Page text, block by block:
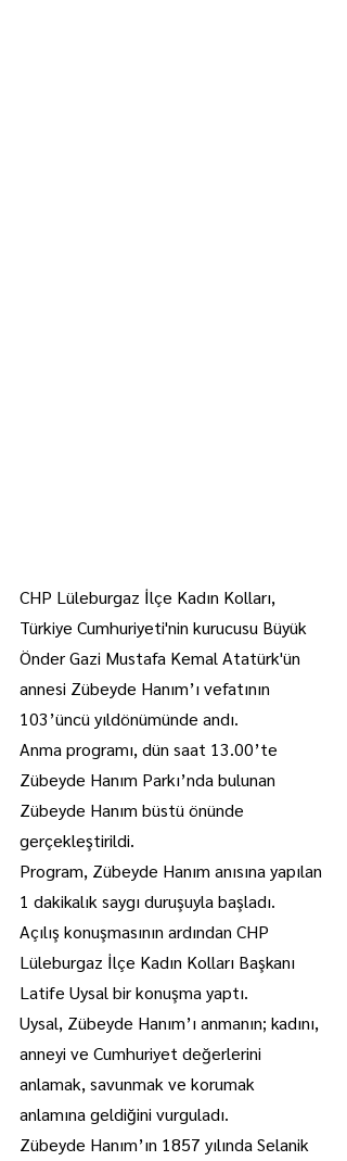
CHP Lüleburgaz İlçe Kadın Kolları,
Türkiye Cumhuriyeti'nin kurucusu Büyük
Önder Gazi Mustafa Kemal Atatürk'ün
annesi Zübeyde Hanım’ı vefatının
103’üncü yıldönümünde andı.
Anma programı, dün saat 13.00’te
Zübeyde Hanım Parkı’nda bulunan
Zübeyde Hanım büstü önünde
gerçekleştirildi.
Program, Zübeyde Hanım anısına yapılan
1 dakikalık saygı duruşuyla başladı.
Açılış konuşmasının ardından CHP
Lüleburgaz İlçe Kadın Kolları Başkanı
Latife Uysal bir konuşma yaptı.
Uysal, Zübeyde Hanım’ı anmanın; kadını,
anneyi ve Cumhuriyet değerlerini
anlamak, savunmak ve korumak
anlamına geldiğini vurguladı.
Zübeyde Hanım’ın 1857 yılında Selanik